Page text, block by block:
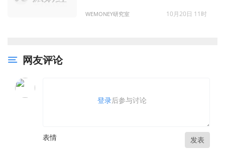
WEMONEY研究室 10月20日 11时
网友评论
登录后参与讨论
表情 发表